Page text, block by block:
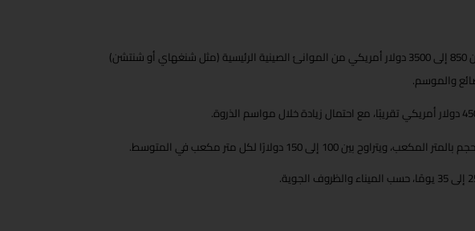
): تتراوح التكلفة عادة بين 850 إلى 3500 دولار أمريكي من الموانئ الصينية الرئيسية (مثل شنغهاي أو شنتشن)
والموسم.
بين 100 إلى 150 دولارًا لكل متر مكعب في المتوسط.